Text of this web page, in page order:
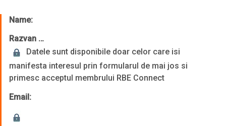
Name:
Razvan …
Datele sunt disponibile doar celor care isi
manifesta interesul prin formularul de mai jos si
primesc acceptul membrului RBE Connect
Email: